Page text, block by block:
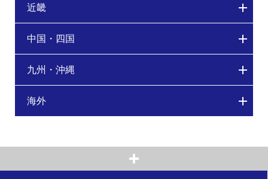
近畿
中国・四国
九州・沖縄
海外